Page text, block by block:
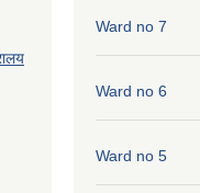
Ward no 7
Ward no 6
Ward no 5